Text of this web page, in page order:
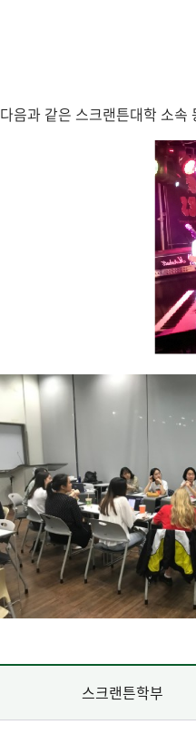
다음과 같은 스크랜튼대학 소속
스크랜튼학부